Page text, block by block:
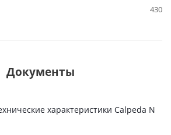
430
Документы
характеристики Calpeda N